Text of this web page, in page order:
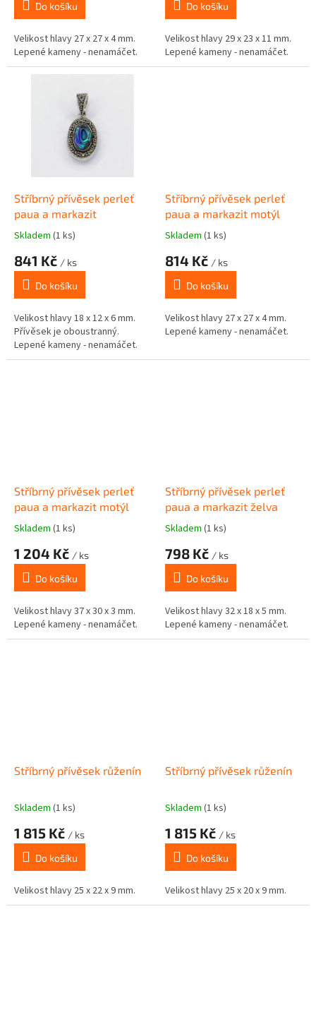
Do košíku
Velikost hlavy 27 x 27 x 4 mm.
Lepené kameny - nenamáčet.
Do košíku
Velikost hlavy 29 x 23 x 11 mm.
Lepené kameny - nenamáčet.
Stříbrný přívěsek perleť
paua a markazit
Skladem (1 ks)
841 Kč / ks
Do košíku
Velikost hlavy 18 x 12 x 6 mm.
Přívěsek je oboustranný.
Lepené kameny - nenamáčet.
Stříbrný přívěsek perleť
paua a markazit motýl
Skladem (1 ks)
814 Kč / ks
Do košíku
Velikost hlavy 27 x 27 x 4 mm.
Lepené kameny - nenamáčet.
Stříbrný přívěsek perleť
paua a markazit motýl
Skladem (1 ks)
1 204 Kč / ks
Do košíku
Velikost hlavy 37 x 30 x 3 mm.
Lepené kameny - nenamáčet.
Stříbrný přívěsek perleť
paua a markazit želva
Skladem (1 ks)
798 Kč / ks
Do košíku
Velikost hlavy 32 x 18 x 5 mm.
Lepené kameny - nenamáčet.
Stříbrný přívěsek růženín
Skladem (1 ks)
1 815 Kč / ks
Do košíku
Velikost hlavy 25 x 22 x 9 mm.
Stříbrný přívěsek růženín
Skladem (1 ks)
1 815 Kč / ks
Do košíku
Velikost hlavy 25 x 20 x 9 mm.